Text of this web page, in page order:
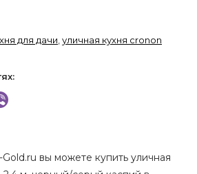
для дачи,уличная кухня cronon
вы можете купить уличная